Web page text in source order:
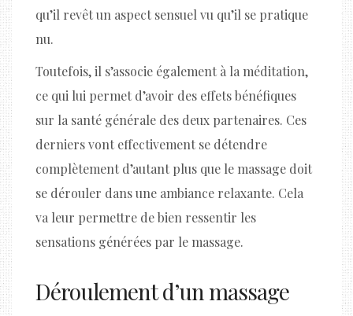
qu’il revêt un aspect sensuel vu qu’il se pratique
nu.
Toutefois, il s’associe également à la méditation,
ce qui lui permet d’avoir des effets bénéfiques
sur la santé générale des deux partenaires. Ces
derniers vont effectivement se détendre
complètement d’autant plus que le massage doit
se dérouler dans une ambiance relaxante. Cela
va leur permettre de bien ressentir les
sensations générées par le massage.
Déroulement d’un massage